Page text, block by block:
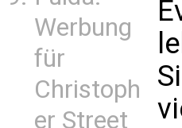
Werbung
für
Christoph
er Street